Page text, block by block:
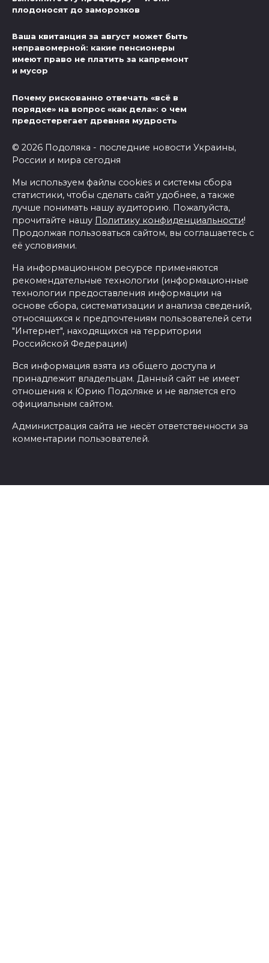
плодоносят до заморозков
Ваша квитанция за август может быть
неправомерной: какие пенсионеры
имеют право не платить за капремонт
и мусор
Почему рискованно отвечать «всё в
порядке» на вопрос «как дела»: о чем
предостерегает древняя мудрость
© 2026 Подоляка - последние новости Украины,
России и мира сегодня
Мы используем файлы cookies и системы сбора
статистики, чтобы сделать сайт удобнее, а также
лучше понимать нашу аудиторию. Пожалуйста,
прочитайте нашу Политику конфиденциальности!
Продолжая пользоваться сайтом, вы соглашаетесь с
её условиями.
На информационном ресурсе применяются
рекомендательные технологии (информационные
технологии предоставления информации на
основе сбора, систематизации и анализа сведений,
относящихся к предпочтениям пользователей сети
"Интернет", находящихся на территории
Российской Федерации)
Вся информация взята из общего доступа и
принадлежит владельцам. Данный сайт не имеет
отношения к Юрию Подоляке и не является его
официальным сайтом.
Администрация сайта не несёт ответственности за
комментарии пользователей.